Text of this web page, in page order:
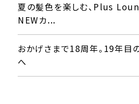
夏の髪色を楽しむ、Plus
NEWカ...
おかげさまで18周年。19年
へ